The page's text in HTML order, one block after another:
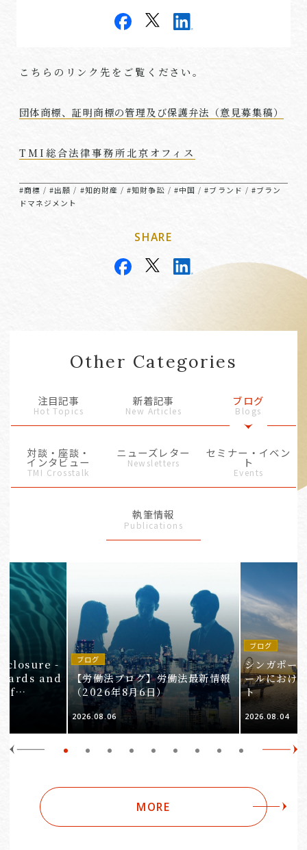
こちらのリンク先をご覧ください。
団体商標、証明商標の管理及び保護弁法（意見募集稿）
TMI総合法律事務所北京オフィス
#商標 /#出願 / #知的財産 /#知財争訟 / #中国 /#ブランド /#ブラン
ドマネジメント
SHARE
Other Categories
注目記事
Hot Topics
新着記事
New Articles
ブログ
Blogs
対談・座談・
インタビュー
TMI Crosstalk
ニューズレター
Newsletters
セミナー・イベン
ト
Events
執筆情報
Publications
-
and
of
ブログ
【労働法ブログ】労働法最新情報
（2026年8月6日）
2026.08.06
ブログ
シンガポー
ールにおけ
ト
2026.08.04
MORE